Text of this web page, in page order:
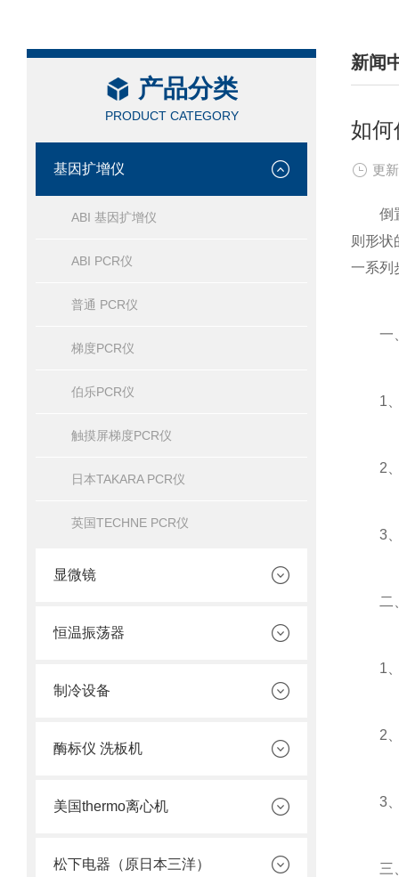
产品分类
PRODUCT CATEGORY
基因扩增仪
ABI 基因扩增仪
ABI PCR仪
普通 PCR仪
梯度PCR仪
伯乐PCR仪
触摸屏梯度PCR仪
日本TAKARA PCR仪
英国TECHNE PCR仪
显微镜
恒温振荡器
制冷设备
酶标仪 洗板机
美国thermo离心机
松下电器（原日本三洋）
新闻
/
如何
更
倒置
则形状
一系列
一、
1、
2、
3、
二、
1、
2、
3、
三、